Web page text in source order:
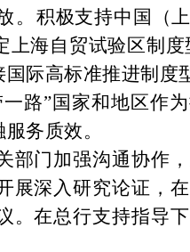
。 积极支持中国（
上海自贸试验区制度
际高标准推进制度
一路”国家和地区作
务质效。
部门加强沟通协作
展深入研究论证，
。在总行支持指导